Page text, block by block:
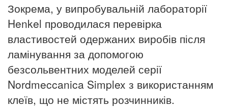
Зокрема, у випробувальній лабораторії
Henkel проводилася перевірка
властивостей одержаних виробів після
ламінування за допомогою
безсольвентних моделей серії
Nordmeccanica Simplex з використанням
клеїв, що не містять розчинників.